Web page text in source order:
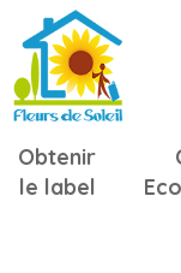
Obtenir
le label